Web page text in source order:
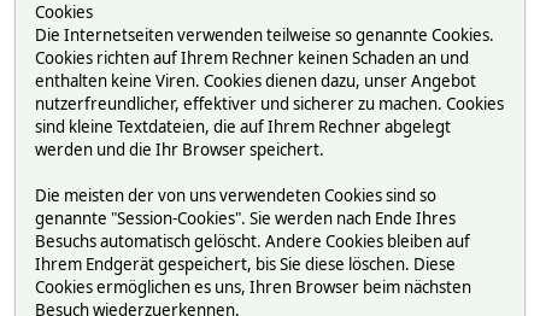
Cookies
Die Internetseiten verwenden teilweise so genannte Cookies.
Cookies richten auf Ihrem Rechner keinen Schaden an und
enthalten keine Viren. Cookies dienen dazu, unser Angebot
nutzerfreundlicher, effektiver und sicherer zu machen. Cookies
sind kleine Textdateien, die auf Ihrem Rechner abgelegt
werden und die Ihr Browser speichert.
Die meisten der von uns verwendeten Cookies sind so
genannte "Session-Cookies". Sie werden nach Ende Ihres
Besuchs automatisch gelöscht. Andere Cookies bleiben auf
Ihrem Endgerät gespeichert, bis Sie diese löschen. Diese
Cookies ermöglichen es uns, Ihren Browser beim nächsten
Besuch wiederzuerkennen.